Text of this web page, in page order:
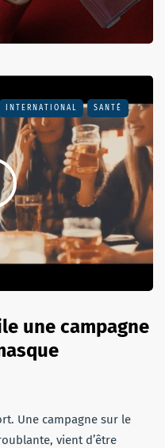
INTERNATIONAL SANTÉ
une campagne
Une campagne sur le
vient d’être